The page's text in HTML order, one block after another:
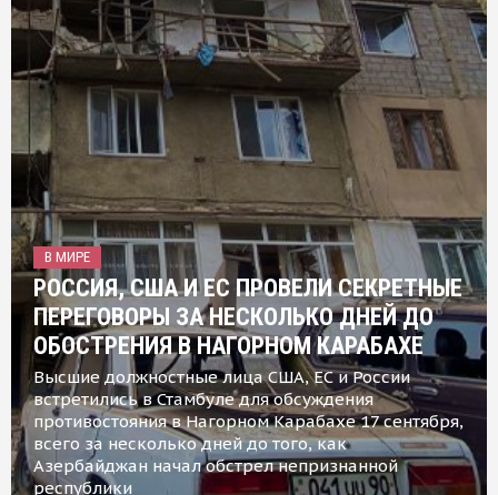
В МИРЕ
РОССИЯ, США И ЕС ПРОВЕЛИ СЕКРЕТНЫЕ
ПЕРЕГОВОРЫ ЗА НЕСКОЛЬКО ДНЕЙ ДО
ОБОСТРЕНИЯ В НАГОРНОМ КАРАБАХЕ
Высшие должностные лица США, ЕС и России
встретились в Стамбуле для обсуждения
противостояния в Нагорном Карабахе 17 сентября,
всего за несколько дней до того, как
Азербайджан начал обстрел непризнанной
республики